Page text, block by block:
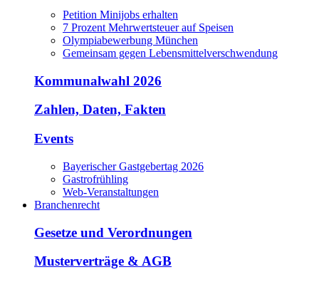
Petition Minijobs erhalten
7 Prozent Mehrwertsteuer auf Speisen
Olympiabewerbung München
Gemeinsam gegen Lebensmittelverschwendung
Kommunalwahl 2026
Zahlen, Daten, Fakten
Events
Bayerischer Gastgebertag 2026
Gastrofrühling
Web-Veranstaltungen
Branchenrecht
Gesetze und Verordnungen
Musterverträge & AGB